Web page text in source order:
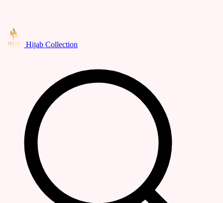
Hijab Collection